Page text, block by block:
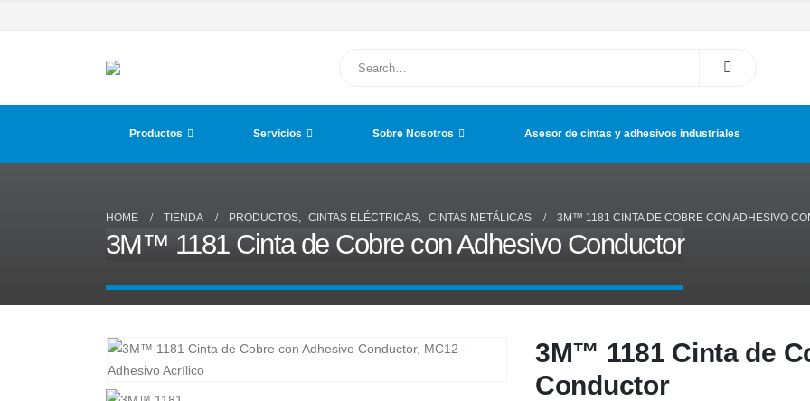
Productos Servicios Sobre Nosotros Asesor de cintas y adhesivos industriales
HOME TIENDA PRODUCTOS, CINTAS ELÉCTRICAS, CINTAS METÁLICAS 3M™ 1181 CINTA DE COBRE CON ADHESIVO
3M™ 1181 Cinta de Cobre con Adhesivo Conductor
3M™ 1181 Cinta de
Conductor